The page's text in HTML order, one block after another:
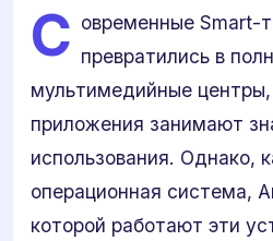
С овременные Smart-
превратились в
мультимедийные центры,
приложения занимают
использования. Однако,
операционная система,
которой работают эти